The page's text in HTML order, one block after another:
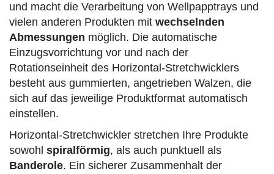
und macht die Verarbeitung von Wellpapptrays und
vielen anderen Produkten mit wechselnden
Abmessungen möglich. Die automatische
Einzugsvorrichtung vor und nach der
Rotationseinheit des Horizontal-Stretchwicklers
besteht aus gummierten, angetrieben Walzen, die
sich auf das jeweilige Produktformat automatisch
einstellen.
Horizontal-Stretchwickler stretchen Ihre Produkte
sowohl spiralförmig, als auch punktuell als
Banderole. Ein sicherer Zusammenhalt der